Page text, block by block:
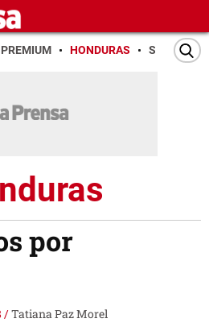
PREMIUM HONDURAS SAN PEDRO
por
/Tatiana Paz Morel